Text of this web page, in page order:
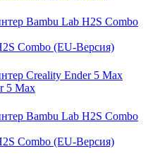
Combo (EU-Версия)
5 Max
Combo (EU-Версия)